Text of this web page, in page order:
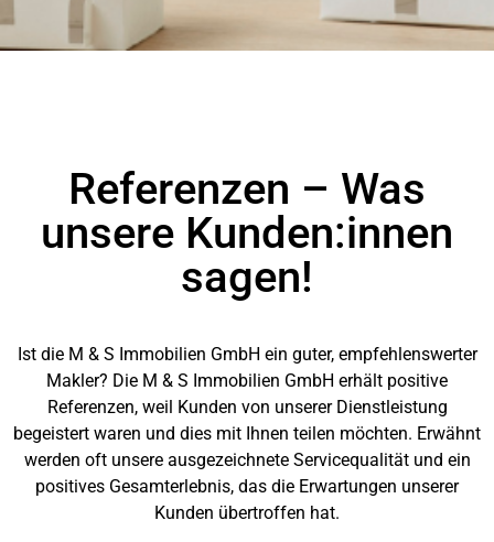
Referenzen – Was
unsere Kunden:innen
sagen!
Ist die M & S Immobilien GmbH ein guter, empfehlenswerter
Makler? Die M & S Immobilien GmbH erhält positive
Referenzen, weil Kunden von unserer Dienstleistung
begeistert waren und dies mit Ihnen teilen möchten. Erwähnt
werden oft unsere ausgezeichnete Servicequalität und ein
positives Gesamterlebnis, das die Erwartungen unserer
Kunden übertroffen hat.